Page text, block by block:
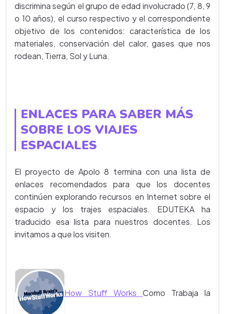
discrimina según el grupo de edad involucrado (7, 8, 9
o 10 años), el curso respectivo y el correspondiente
objetivo de los contenidos: característica de los
materiales, conservación del calor, gases que nos
rodean, Tierra, Sol y Luna.
ENLACES PARA SABER MÁS
SOBRE LOS VIAJES
ESPACIALES
El proyecto de Apolo 8 termina con una lista de
enlaces recomendados para que los docentes
continúen explorando recursos en Internet sobre el
espacio y los trajes espaciales. EDUTEKA ha
traducido esa lista para nuestros docentes. Los
invitamos a que los visiten.
How Stuff Works Como Trabaja la